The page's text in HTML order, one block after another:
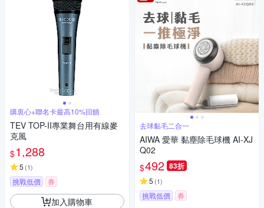
購衷心+聯名卡最高10%回饋
TEV TOP-II專業舞台用有線麥
克風
$1,288
5 (1)
挑戰低價 券
加入購物車
去球黏毛二合一
AIWA 愛華 黏塵除毛球機 AI-XJ
Q02
$492 83折
5 (1)
挑戰低價 券